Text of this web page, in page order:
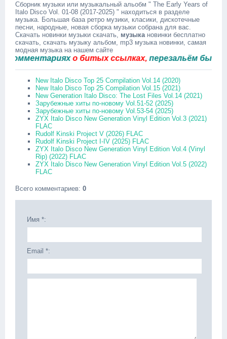
Сборник музыки или музыкальный альобм " The Early Years of
Italo Disco Vol. 01-08 (2017-2025) " находиться в разделе
музыка. Большая база ретро музики, класики, дискотечные
песни, народные, новая сборка музыки собрана для вас.
Скачать новинки музыки скачать, музыкановинки бесплатно
скачать, скачать музыку альбом, mp3 музыка новинки, самая
модная музыка на нашем сайте
о битых ссылках,перезальём быстро.
New Italo Disco Top 25 Compilation Vol.14 (2020)
New Italo Disco Top 25 Compilation Vol.15 (2021)
New Generation Italo Disco: The Lost Files Vol.14 (2021)
Зарубежные хиты по-новому Vol.51-52 (2025)
Зарубежные хиты по-новому Vol.53-54 (2025)
ZYX Italo Disco New Generation Vinyl Edition Vol.3 (2021)
FLAC
Rudolf Kinski Project V (2026) FLAC
Rudolf Kinski Project I-IV (2025) FLAC
ZYX Italo Disco New Generation Vinyl Edition Vol.4 (Vinyl
Rip) (2022) FLAC
ZYX Italo Disco New Generation Vinyl Edition Vol.5 (2022)
FLAC
Всего комментариев: 0
Имя *:
Email *: